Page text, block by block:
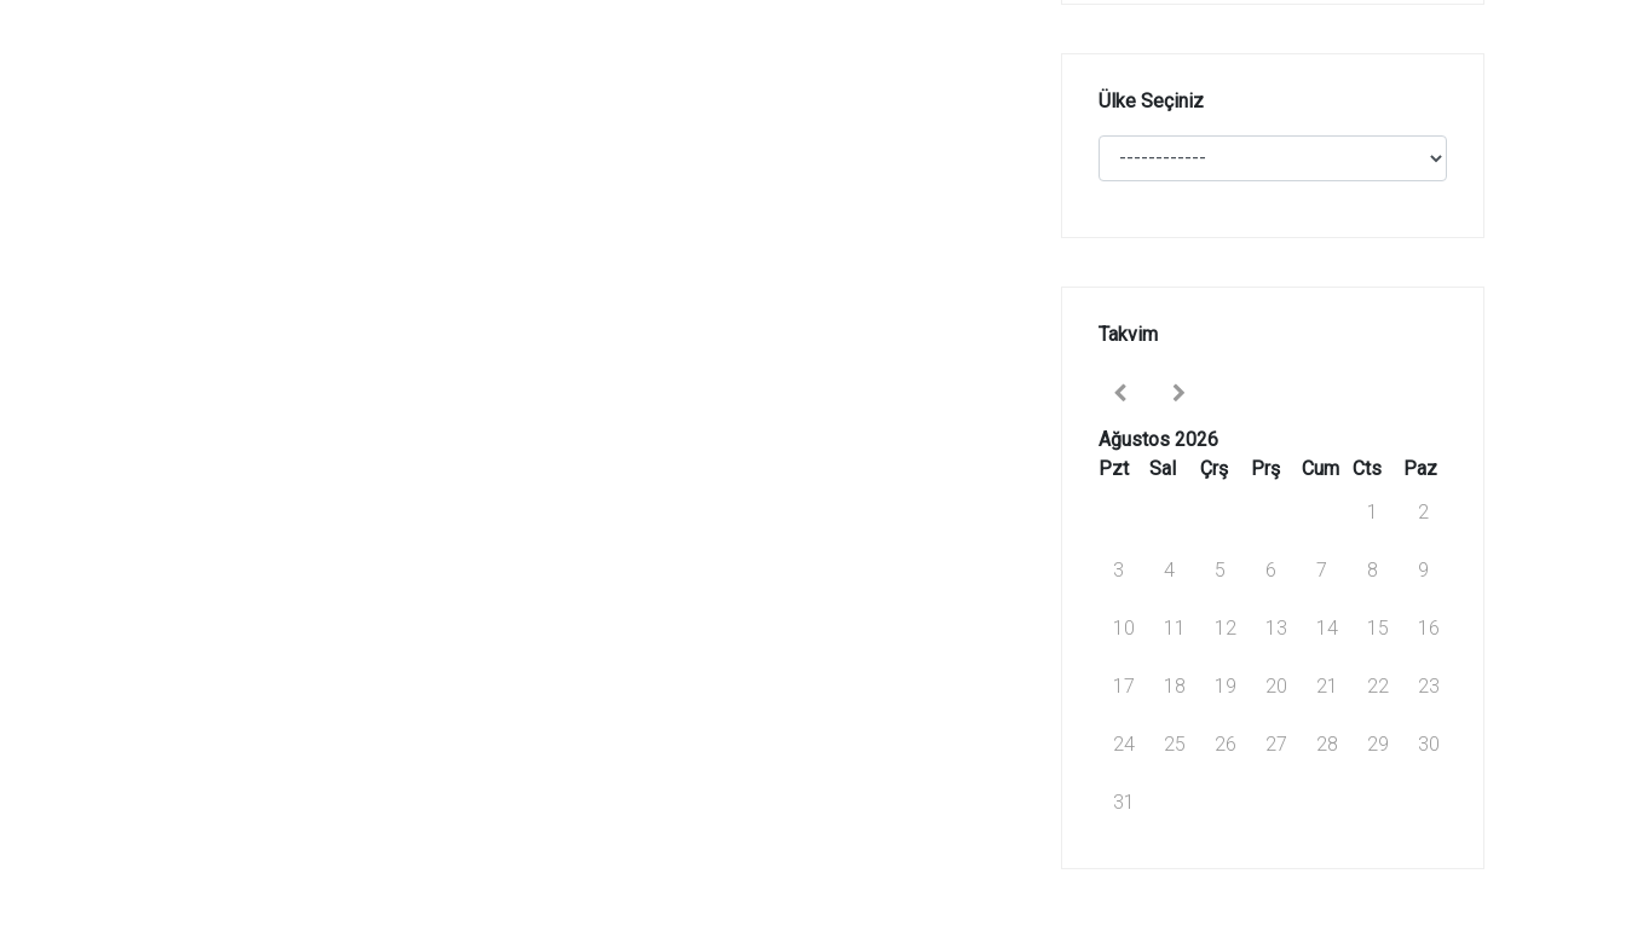
Ülke Seçiniz
Takvim
Ağustos 2026
Pzt
Sal Çrş Prş Cum Cts
Paz
1
2
3 4 5 6 7 8 9
10 11 12 13 14 15 16
17 18 19 20 21 22 23
24 25 26 27 28 29 30
31